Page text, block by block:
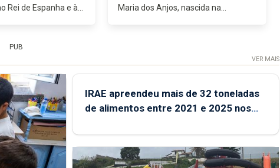
Rei de Espanha e à
de Santana,...
Maria dos Anjos, nascida na
PUB
VER MAIS
IRAE apreendeu mais de 32 toneladas
de alimentos entre 2021 e 2025 nos